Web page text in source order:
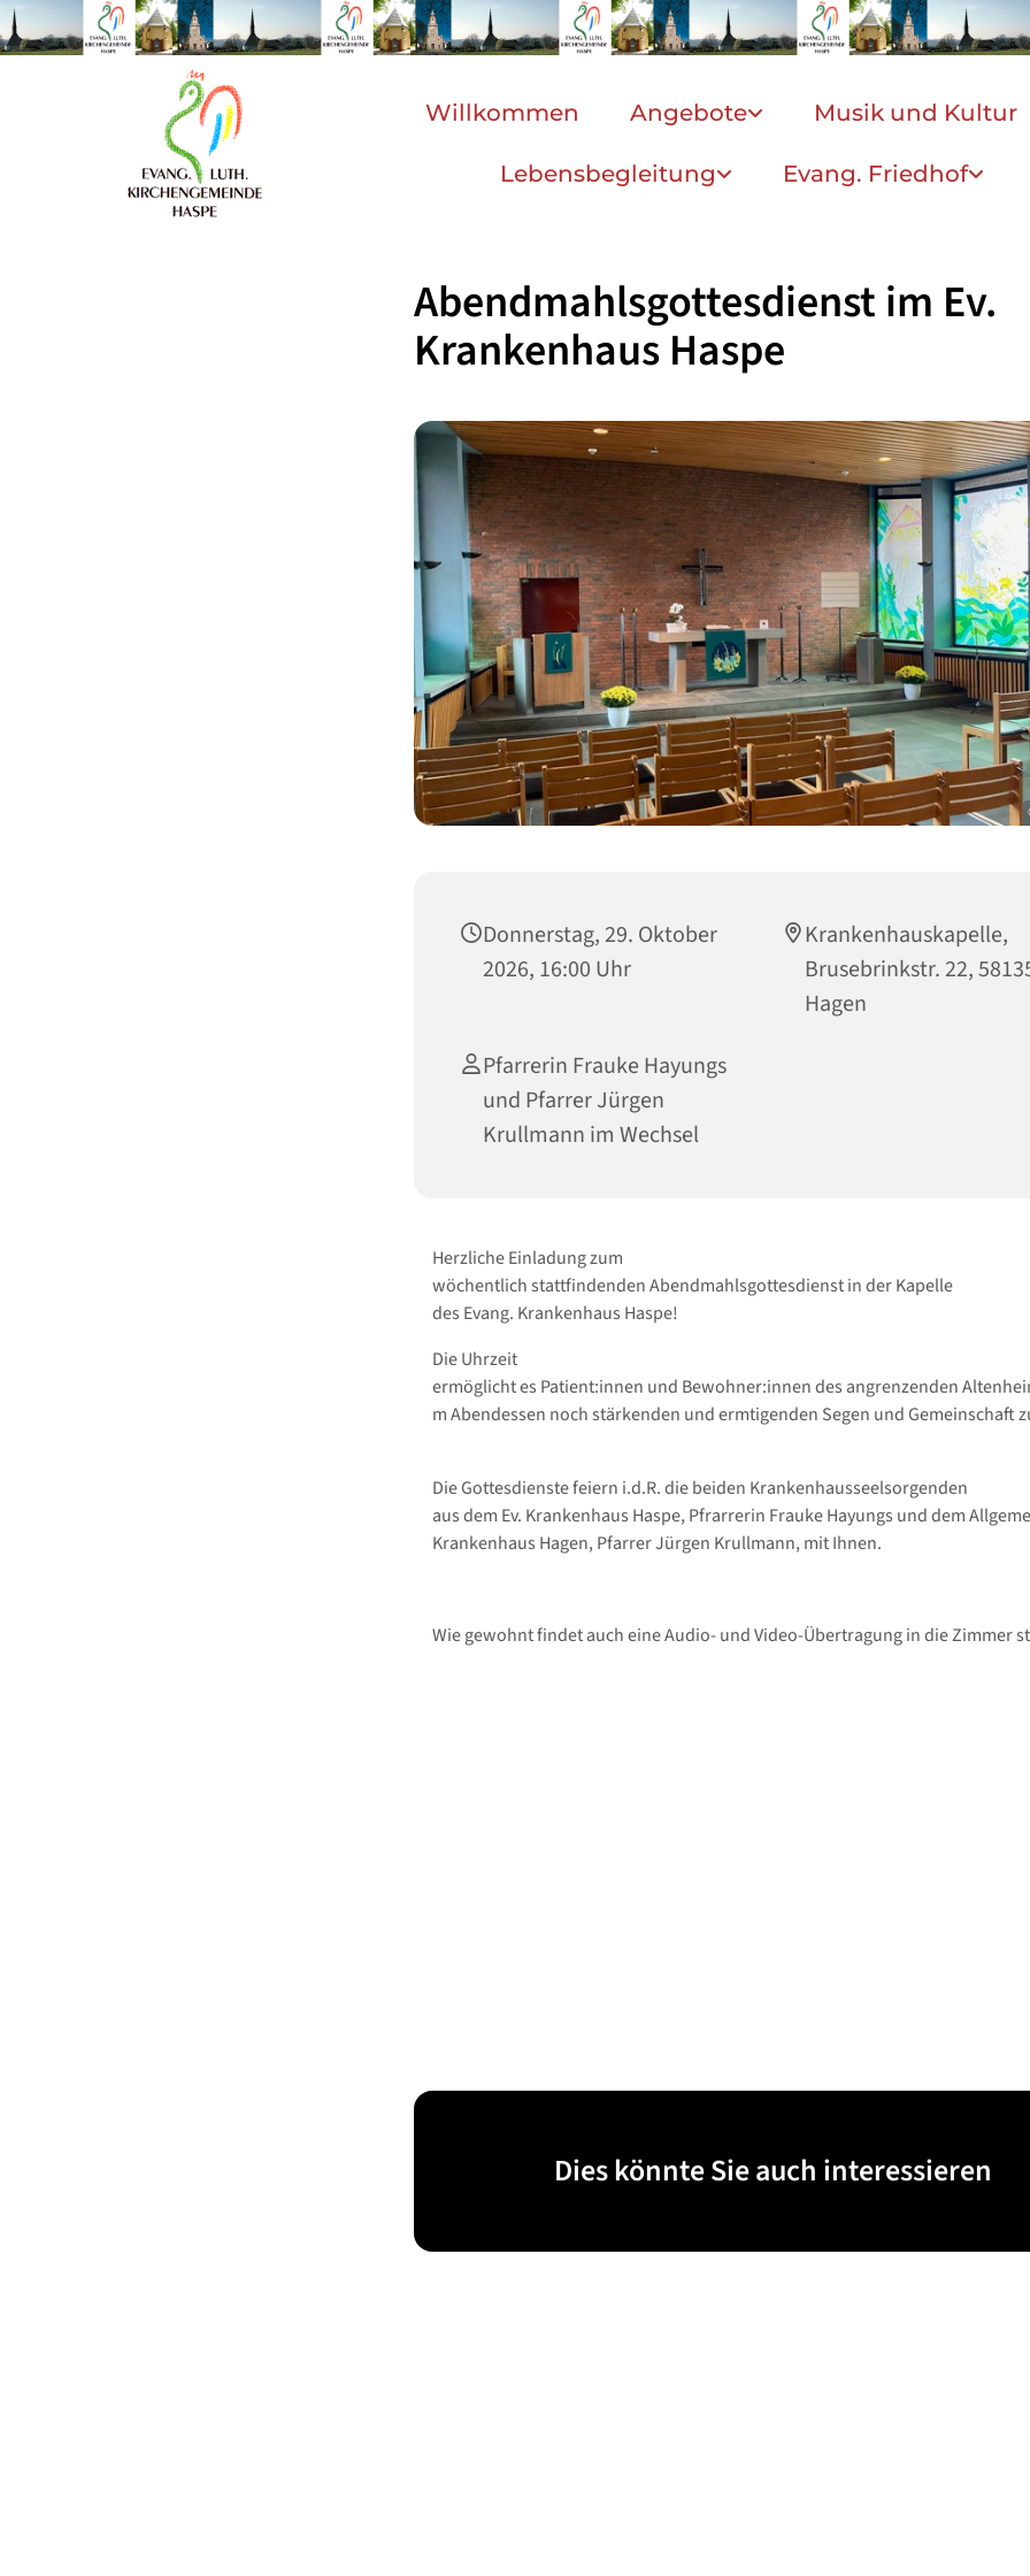
Willkommen Angebote Musik und Kultur
Lebensbegleitung Evang. Friedhof
Abendmahlsgottesdienst im Ev.
Krankenhaus Haspe
Donnerstag, 29. Oktober
2026, 16:00 Uhr
Krankenhauskapelle,
Brusebrinkstr. 22,
Hagen
Pfarrerin Frauke Hayungs
und Pfarrer Jürgen
Krullmann im Wechsel
Herzliche Einladung zum
wöchentlich stattfindenden Abendmahlsgottesdienst in der Kapelle
des Evang. Krankenhaus Haspe!
Die Uhrzeit
ermöglicht es Patient:innen und Bewohner:innen des angrenzenden
m Abendessen noch stärkenden und ermtigenden Segen und Gemeinschaft
Die Gottesdienste feiern i.d.R. die beiden Krankenhausseelsorgenden
aus dem Ev. Krankenhaus Haspe, Pfrarrerin Frauke Hayungs und dem
Krankenhaus Hagen, Pfarrer Jürgen Krullmann, mit Ihnen.
Wie gewohnt findet auch eine Audio- und Video-Übertragung in die Zimmer
Dies könnte Sie auch interessieren